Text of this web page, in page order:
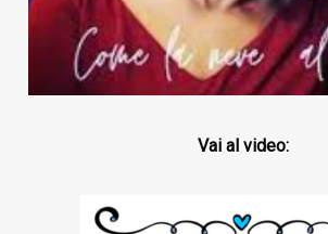
Vai al video: